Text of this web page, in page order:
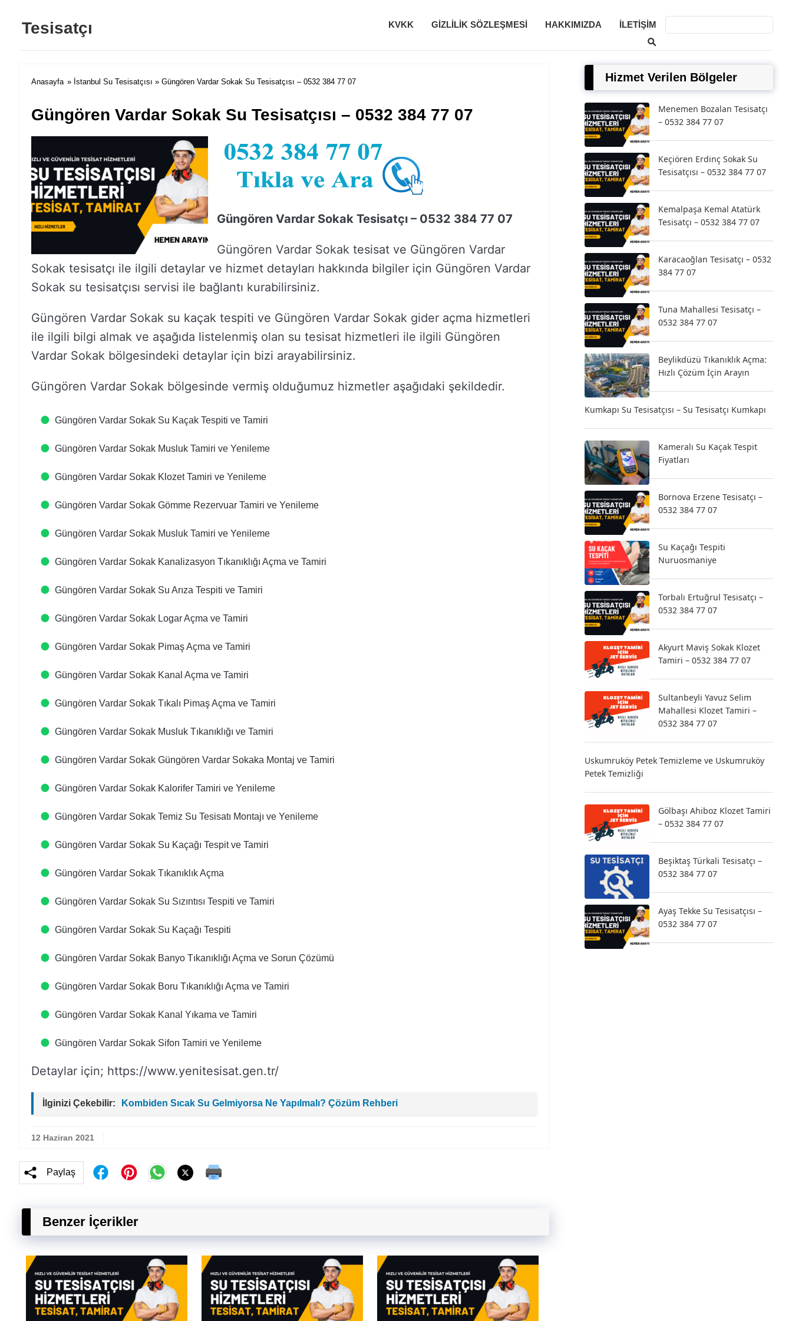
Tesisatçı KVKK GIZLILIK SÖZLEŞMESI HAKKIMIZDA İLETIŞIM
Anasayfa » İstanbul Su Tesisatçısı » Güngören Vardar Sokak Su Tesisatçısı – 0532 384 77 07
Güngören Vardar Sokak Su Tesisatçısı – 0532 384 77 07
Güngören Vardar Sokak Tesisatçı – 0532 384 77 07
Güngören Vardar Sokak tesisat ve Güngören Vardar
Sokak tesisatçı ile ilgili detaylar ve hizmet detayları hakkında bilgiler için Güngören Vardar
Sokak su tesisatçısı servisi ile bağlantı kurabilirsiniz.
Güngören Vardar Sokak su kaçak tespiti ve Güngören Vardar Sokak gider açma hizmetleri
ile ilgili bilgi almak ve aşağıda listelenmiş olan su tesisat hizmetleri ile ilgili Güngören
Vardar Sokak bölgesindeki detaylar için bizi arayabilirsiniz.
Güngören Vardar Sokak bölgesinde vermiş olduğumuz hizmetler aşağıdaki şekildedir.
Güngören Vardar Sokak Su Kaçak Tespiti ve Tamiri
Güngören Vardar Sokak Musluk Tamiri ve Yenileme
Güngören Vardar Sokak Klozet Tamiri ve Yenileme
Güngören Vardar Sokak Gömme Rezervuar Tamiri ve Yenileme
Güngören Vardar Sokak Musluk Tamiri ve Yenileme
Güngören Vardar Sokak Kanalizasyon Tıkanıklığı Açma ve Tamiri
Güngören Vardar Sokak Su Arıza Tespiti ve Tamiri
Güngören Vardar Sokak Logar Açma ve Tamiri
Güngören Vardar Sokak Pimaş Açma ve Tamiri
Güngören Vardar Sokak Kanal Açma ve Tamiri
Güngören Vardar Sokak Tıkalı Pimaş Açma ve Tamiri
Güngören Vardar Sokak Musluk Tıkanıklığı ve Tamiri
Güngören Vardar Sokak Güngören Vardar Sokaka Montaj ve Tamiri
Güngören Vardar Sokak Kalorifer Tamiri ve Yenileme
Güngören Vardar Sokak Temiz Su Tesisatı Montajı ve Yenileme
Güngören Vardar Sokak Su Kaçağı Tespit ve Tamiri
Güngören Vardar Sokak Tıkanıklık Açma
Güngören Vardar Sokak Su Sızıntısı Tespiti ve Tamiri
Güngören Vardar Sokak Su Kaçağı Tespiti
Güngören Vardar Sokak Banyo Tıkanıklığı Açma ve Sorun Çözümü
Güngören Vardar Sokak Boru Tıkanıklığı Açma ve Tamiri
Güngören Vardar Sokak Kanal Yıkama ve Tamiri
Güngören Vardar Sokak Sifon Tamiri ve Yenileme
Detaylar için; https://www.yenitesisat.gen.tr/
İlginizi Çekebilir: Kombiden Sıcak Su Gelmiyorsa Ne Yapılmalı? Çözüm Rehberi
12 Haziran 2021
Paylaş
Benzer İçerikler
Hizmet Verilen Bölgeler
Menemen Bozalan Tesisatçı
– 0532 384 77 07
Keçiören Erdinç Sokak Su
Tesisatçısı – 0532 384 77 07
Kemalpaşa Kemal Atatürk
Tesisatçı – 0532 384 77 07
Karacaoğlan Tesisatçı – 0532
384 77 07
Tuna Mahallesi Tesisatçı –
0532 384 77 07
Beylikdüzü Tıkanıklık Açma:
Hızlı Çözüm İçin Arayın
Kumkapı Su Tesisatçısı – Su Tesisatçı Kumkapı
Kameralı Su Kaçak Tespit
Fiyatları
Bornova Erzene Tesisatçı –
0532 384 77 07
Su Kaçağı Tespiti
Nuruosmaniye
Torbalı Ertuğrul Tesisatçı –
0532 384 77 07
Akyurt Maviş Sokak Klozet
Tamiri – 0532 384 77 07
Sultanbeyli Yavuz Selim
Mahallesi Klozet Tamiri –
0532 384 77 07
Uskumruköy Petek Temizleme ve Uskumruköy
Petek Temizliği
Gölbaşı Ahiboz Klozet Tamiri
– 0532 384 77 07
Beşiktaş Türkali Tesisatçı –
0532 384 77 07
Ayaş Tekke Su Tesisatçısı –
0532 384 77 07